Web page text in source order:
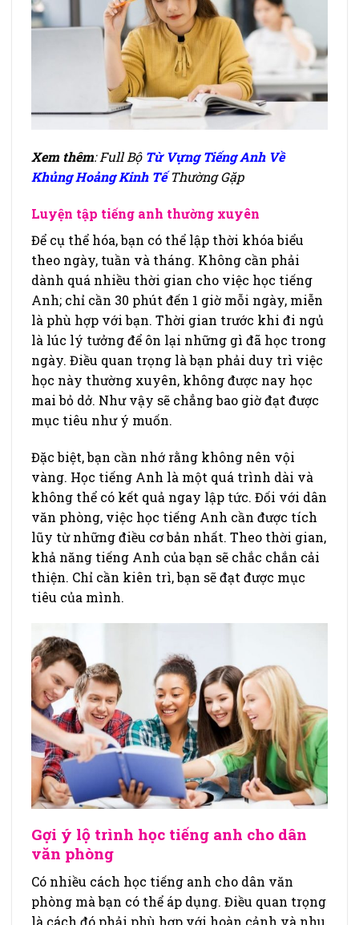
Xem thêm: Full Bộ Từ Vựng Tiếng Anh Về
Khủng Hoảng Kinh TếThường Gặp
Luyện tập tiếng anh thường xuyên
Để cụ thể hóa, bạn có thể lập thời khóa biểu
theo ngày, tuần và tháng. Không cần phải
dành quá nhiều thời gian cho việc học tiếng
Anh; chỉ cần 30 phút đến 1 giờ mỗi ngày, miễn
là phù hợp với bạn. Thời gian trước khi đi ngủ
là lúc lý tưởng để ôn lại những gì đã học trong
ngày. Điều quan trọng là bạn phải duy trì việc
học này thường xuyên, không được nay học
mai bỏ dở. Như vậy sẽ chẳng bao giờ đạt được
mục tiêu như ý muốn.
Đặc biệt, bạn cần nhớ rằng không nên vội
vàng. Học tiếng Anh là một quá trình dài và
không thể có kết quả ngay lập tức. Đối với dân
văn phòng, việc học tiếng Anh cần được tích
lũy từ những điều cơ bản nhất. Theo thời gian,
khả năng tiếng Anh của bạn sẽ chắc chắn cải
thiện. Chỉ cần kiên trì, bạn sẽ đạt được mục
tiêu của mình.
Gợi ý lộ trình học tiếng anh cho dân
văn phòng
Có nhiều cách học tiếng anh cho dân văn
phòng mà bạn có thể áp dụng. Điều quan trọng
là cách đó phải phù hợp với hoàn cảnh và nhu